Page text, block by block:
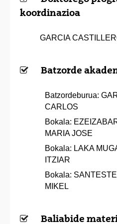
koordinazioa
GARCIA
Batzorde
Batzordeburua:
CARLOS
Bokala:
MARIA JOSE
Bokala: LAKA
ITZIAR
Bokala:
MIKEL
Baliabide